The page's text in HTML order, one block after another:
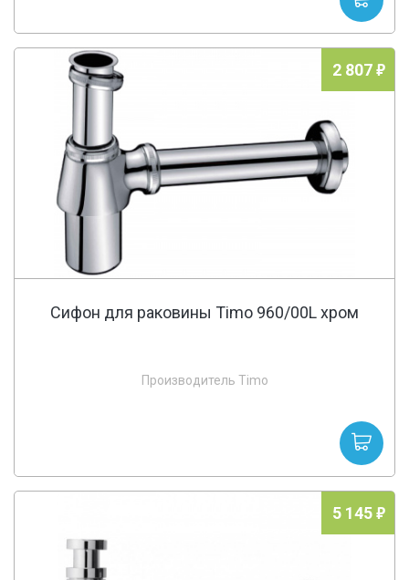
2 807
Сифон для раковины Timo 960/00L хром
Производитель Timo
5 145